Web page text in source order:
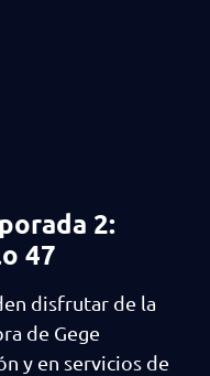
2:
47
disfrutar de la
de Gege
y en servicios de